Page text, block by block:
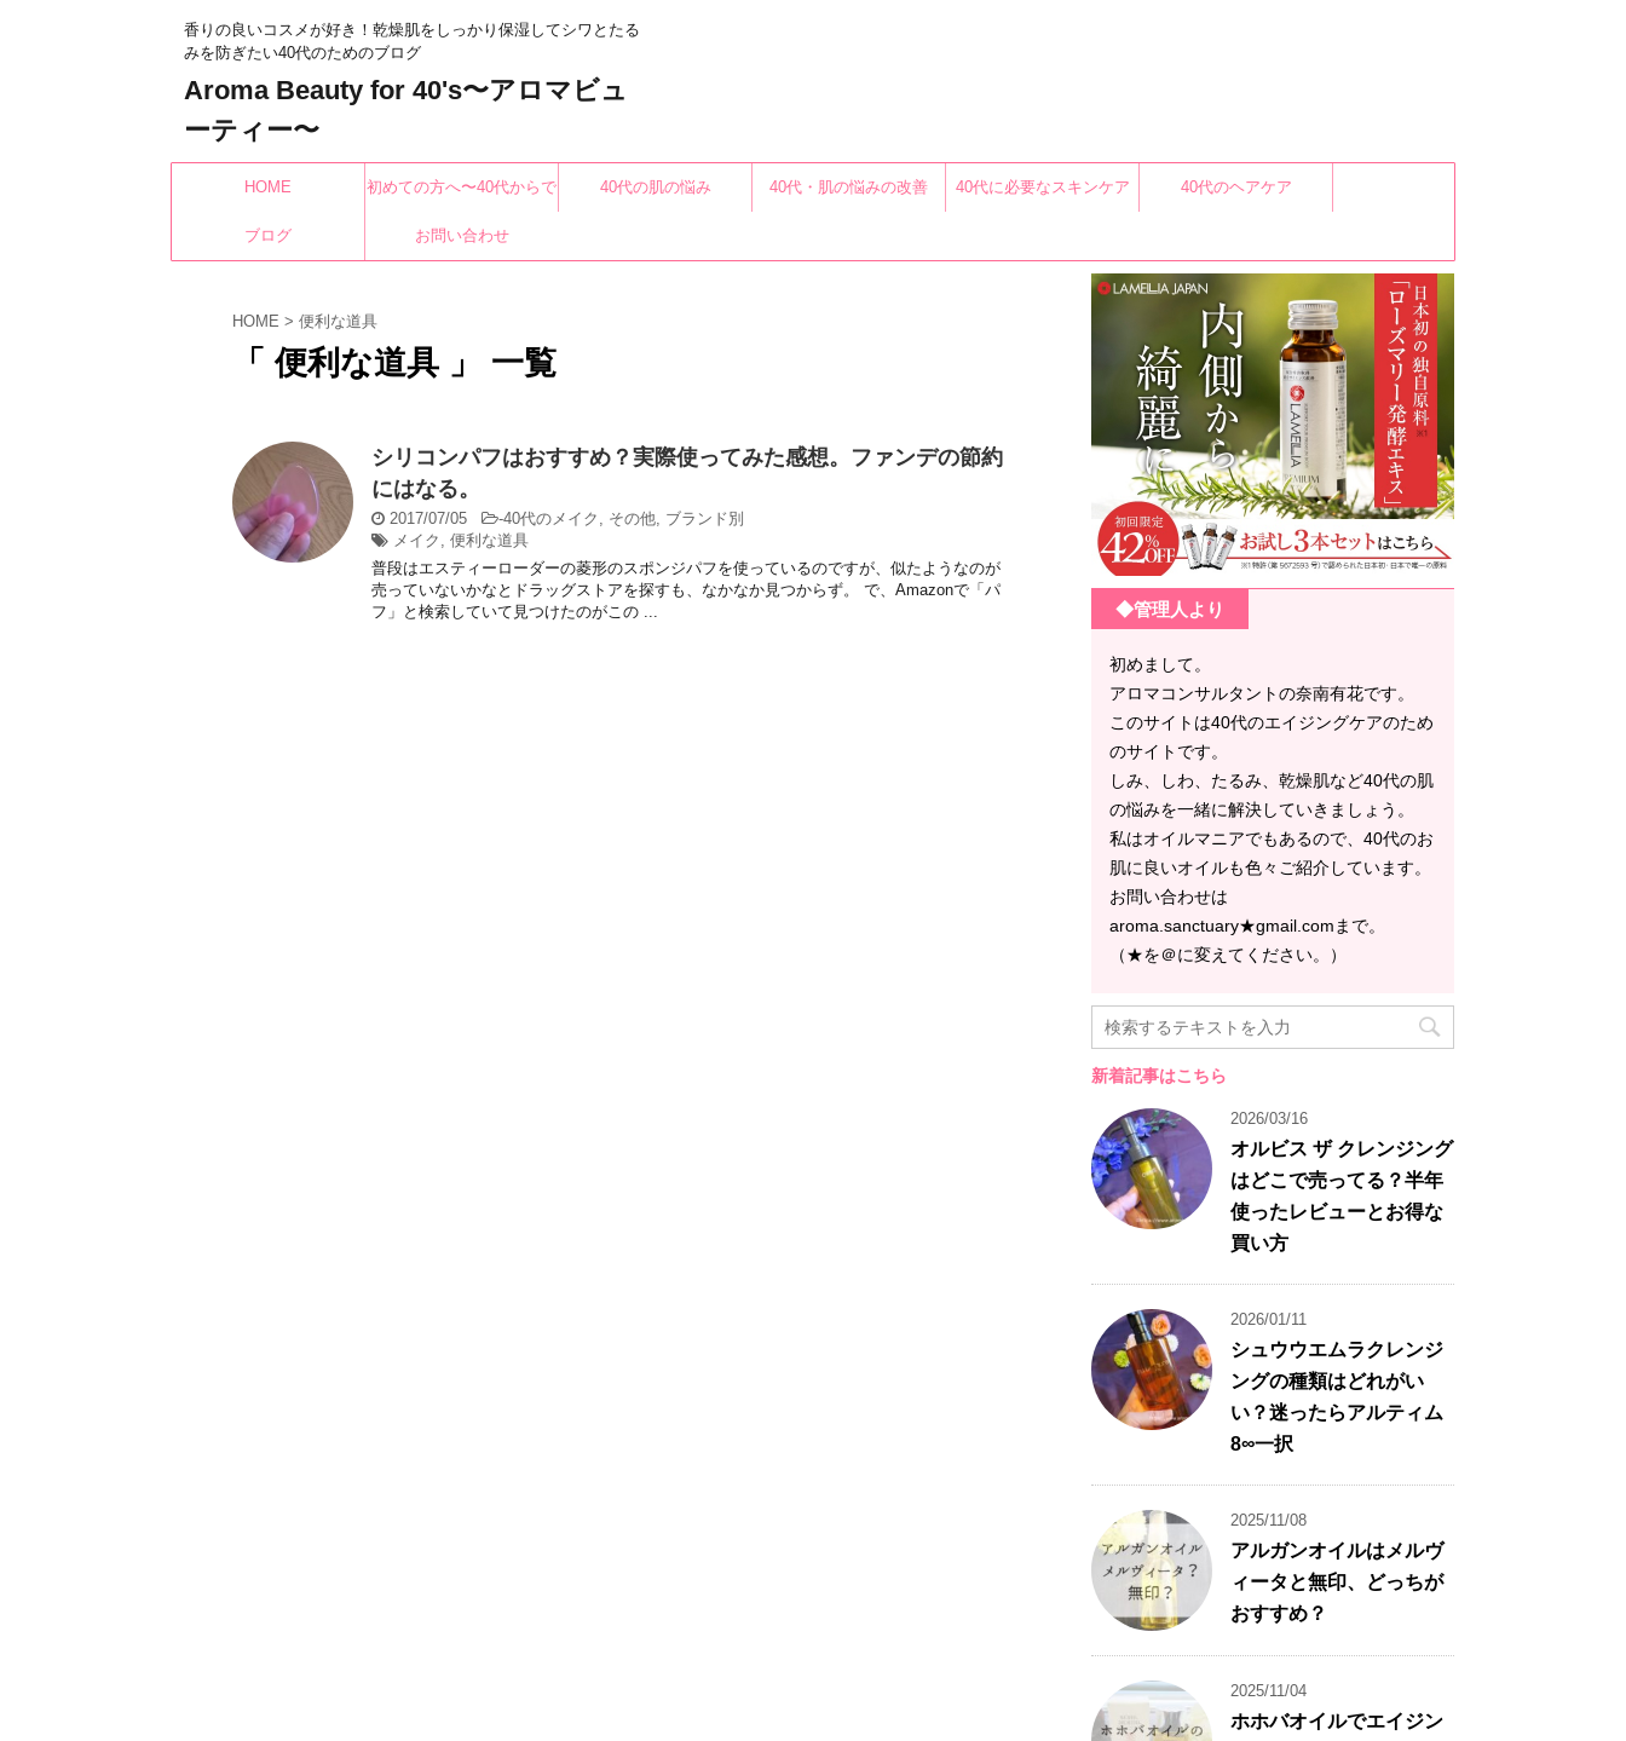
香りの良いコスメが好き！乾燥肌をしっかり保湿してシワとたる
みを防ぎたい40代のためのブログ
Aroma Beauty for 40's〜アロマビュ
ーティー〜
HOME 初めての方へ〜40代からで
もみんなキレイになれる
40代の肌の悩み 40代・肌の悩みの改善 40代に必要なスキンケア 40代のヘアケア
ブログ お問い合わせ
HOME > 便利な道具
「 便利な道具 」 一覧
シリコンパフはおすすめ？実際使ってみた感想。ファンデの節約
にはなる。
2017/07/05 -40代のメイク , その他, ブランド別
メイク , 便利な道具
普段はエスティーローダーの菱形のスポンジパフを使っているのですが、似たようなのが
売っていないかなとドラッグストアを探すも、なかなか見つからず。 で、Amazonで「パ
フ」と検索していて見つけたのがこの ...
◆管理人より
初めまして。
アロマコンサルタントの奈南有花です。
このサイトは40代のエイジングケアのため
のサイトです。
しみ、しわ、たるみ、乾燥肌など40代の肌
の悩みを一緒に解決していきましょう。
私はオイルマニアでもあるので、40代のお
肌に良いオイルも色々ご紹介しています。
お問い合わせは
aroma.sanctuary★gmail.comまで。
（★を＠に変えてください。）
新着記事はこちら
2026/03/16
オルビス ザ クレンジング
はどこで売ってる？半年
使ったレビューとお得な
買い方
2026/01/11
シュウウエムラクレンジ
ングの種類はどれがい
い？迷ったらアルティム
8∞一択
2025/11/08
アルガンオイルはメルヴ
ィータと無印、どっちが
おすすめ？
2025/11/04
ホホバオイルでエイジン